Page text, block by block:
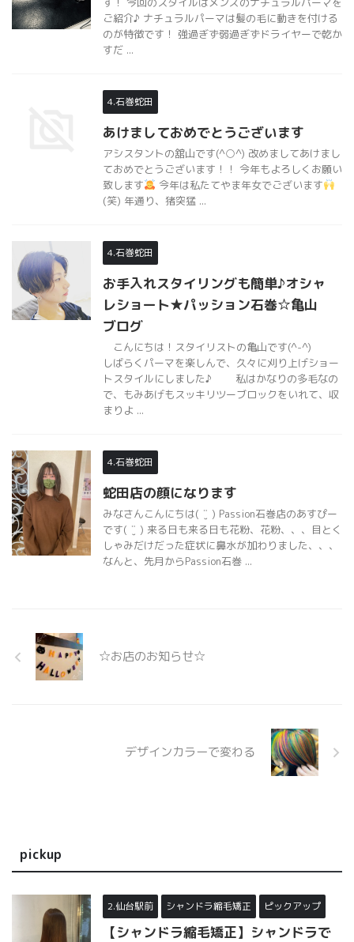
ご紹介♪ ナチュラルパーマは髪の毛に動きを付ける
のが特徴です！ 強過ぎず弱過ぎずドライヤーで乾か
すだ ...
4.石巻蛇田
あけましておめでとうございます
アシスタントの舘山です(^○^) 改めましてあけまし
ておめでとうございます！！ 今年もよろしくお願い
致します
今年は私たてやま年女でございます
(笑) 年通り、猪突猛 ...
4.石巻蛇田
お手入れスタイリングも簡単♪オシャ
レショート★パッション石巻☆亀山
ブログ
こんにちは！スタイリストの亀山です(^-^)
しばらくパーマを楽しんで、久々に刈り上げショー
トスタイルにしました♪ 私はかなりの多毛なの
で、もみあげもスッキリツーブロックをいれて、収
まりよ ...
4.石巻蛇田
蛇田店の顔になります
みなさんこんにちは( ¨̮ ) Passion石巻店のあすぴー
です( ¨̮ ) 来る日も来る日も花粉、花粉、、、目とく
しゃみだけだった症状に鼻水が加わりました、、、
なんと、先月からPassion石巻 ...
☆お店のお知らせ☆
デザインカラーで変わる
pickup
2.仙台駅前 シャンドラ縮毛矯正 ピックアップ
【シャンドラ縮毛矯正】シャンドラで